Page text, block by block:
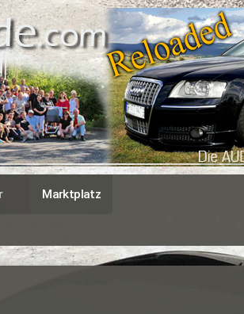
Marktplatz